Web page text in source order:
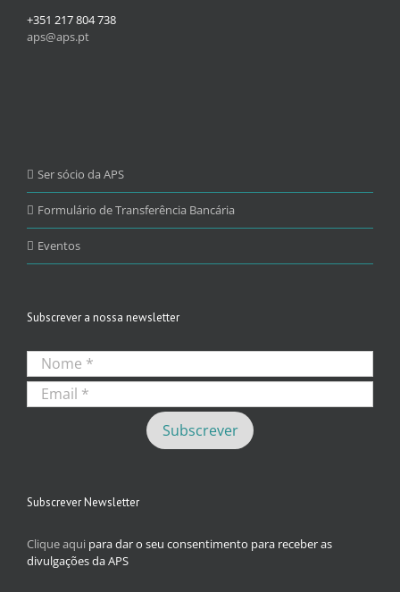
+351 217 804 738
aps@aps.pt
Ser sócio da APS
Formulário de Transferência Bancária
Eventos
Subscrever a nossa newsletter
Subscrever Newsletter
Clique aqui para dar o seu consentimento para receber as
divulgações da APS